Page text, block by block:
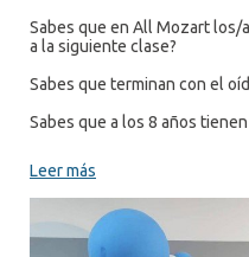
Sabes que en All Mozart los/
a la siguiente clase?
Sabes que terminan con el
Sabes que a los 8 años tienen
Leer más